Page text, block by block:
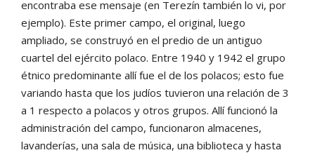
encontraba ese mensaje (en Terezín también lo vi, por
ejemplo). Este primer campo, el original, luego
ampliado, se construyó en el predio de un antiguo
cuartel del ejército polaco. Entre 1940 y 1942 el grupo
étnico predominante allí fue el de los polacos; esto fue
variando hasta que los judíos tuvieron una relación de 3
a 1 respecto a polacos y otros grupos. Allí funcionó la
administración del campo, funcionaron almacenes,
lavanderías, una sala de música, una biblioteca y hasta